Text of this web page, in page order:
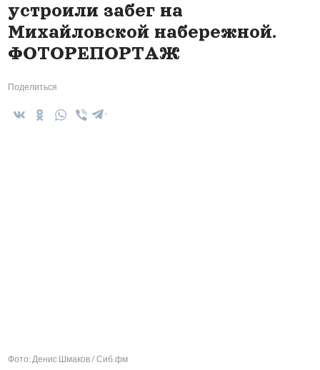
устроили забег на
Михайловской набережной.
ФОТОРЕПОРТАЖ
Поделиться
Фото: Денис Шмаков / Сиб.фм